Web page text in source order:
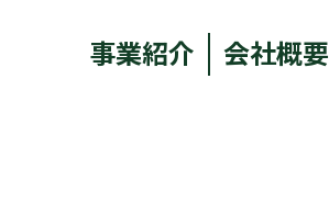
事業紹介 会社概要